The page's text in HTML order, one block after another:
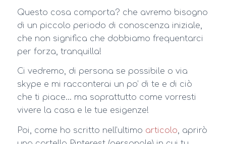
Questo cosa comporta? che avremo bisogno
di un piccolo periodo di conoscenza iniziale,
che non significa che dobbiamo frequentarci
per forza, tranquilla!
Ci vedremo, di persona se possibile o via
skype e mi racconterai un po’ di te e di ciò
che ti piace… ma soprattutto come vorresti
vivere la casa e le tue esigenze!
Poi, come ho scritto nell’ultimo articolo, aprirò